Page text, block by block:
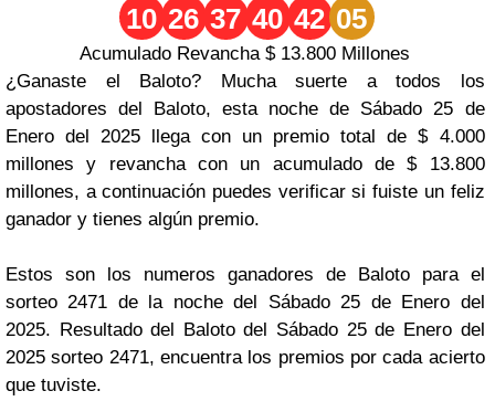
10 26 37 40 42 05
Acumulado Revancha $ 13.800 Millones
¿Ganaste el Baloto? Mucha suerte a todos los
apostadores del Baloto, esta noche de Sábado 25 de
Enero del 2025 llega con un premio total de $ 4.000
millones y revancha con un acumulado de $ 13.800
millones, a continuación puedes verificar si fuiste un feliz
ganador y tienes algún premio.
Estos son los numeros ganadores de Baloto para el
sorteo 2471 de la noche del Sábado 25 de Enero del
2025. Resultado del Baloto del Sábado 25 de Enero del
2025 sorteo 2471, encuentra los premios por cada acierto
que tuviste.